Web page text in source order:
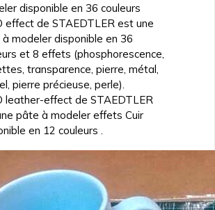
disponible en 36 couleurs
effect de STAEDTLER est une
modeler disponible en 36
et 8 effets (phosphorescence,
transparence, pierre, métal,
pierre précieuse, perle).
leather-effect de STAEDTLER
pâte à modeler effets Cuir
en 12 couleurs .